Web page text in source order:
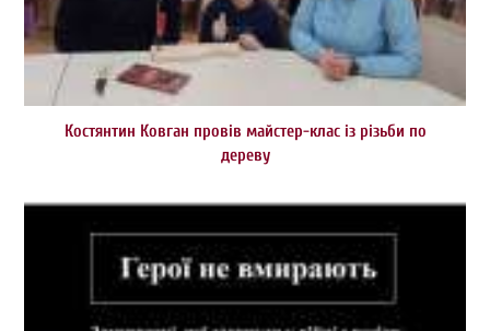
Костянтин Ковган провів майстер-клас із різьби по
дереву